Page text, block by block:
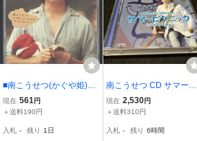
■南こうせつ(かぐや姫)■
「ベスト・ヒット 16～夢
一夜・夏の少女～」■♪妹/
番:CRCP-28126■1998/9/
現在 561円
＋送料190円
入札 - 残り 1日
南こうせつ CD サマーピ
クニック Love&Peace
現在 2,530円
＋送料310円
入札 - 残り 6時間